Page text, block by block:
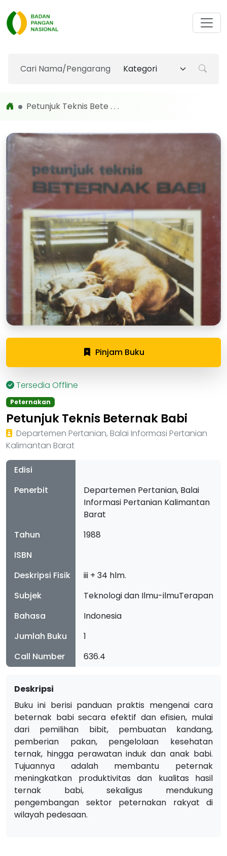
Petunjuk Teknis Bete . . .
Pinjam Buku
Tersedia Offline
Peternakan
Petunjuk Teknis Beternak Babi
Departemen Pertanian, Balai Informasi Pertanian
Kalimantan Barat
Edisi
Penerbit
Departemen Pertanian, Balai
Informasi Pertanian Kalimantan
Barat
Tahun
1988
ISBN
Deskripsi Fisik
iii + 34 hlm.
Subjek
Teknologi dan Ilmu-ilmuTerapan
Bahasa
Indonesia
Jumlah Buku
1
Call Number
636.4
Deskripsi
Buku ini berisi panduan praktis mengenai cara
beternak babi secara efektif dan efisien, mulai
dari pemilihan bibit, pembuatan kandang,
pemberian pakan, pengelolaan kesehatan
ternak, hingga perawatan induk dan anak babi.
Tujuannya adalah membantu peternak
meningkatkan produktivitas dan kualitas hasil
ternak babi, sekaligus mendukung
pengembangan sektor peternakan rakyat di
wilayah pedesaan.